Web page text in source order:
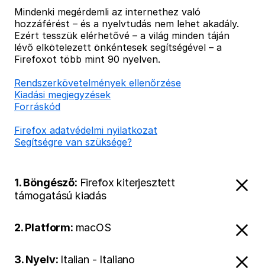
Mindenki megérdemli az internethez való
hozzáférést – és a nyelvtudás nem lehet akadály.
Ezért tesszük elérhetővé – a világ minden táján
lévő elkötelezett önkéntesek segítségével – a
Firefoxot több mint 90 nyelven.
Rendszerkövetelmények ellenőrzése
Kiadási megjegyzések
Forráskód
Firefox adatvédelmi nyilatkozat
Segítségre van szüksége?
1. Böngésző: Firefox kiterjesztett
támogatású kiadás
2. Platform: macOS
3. Nyelv: Italian - Italiano